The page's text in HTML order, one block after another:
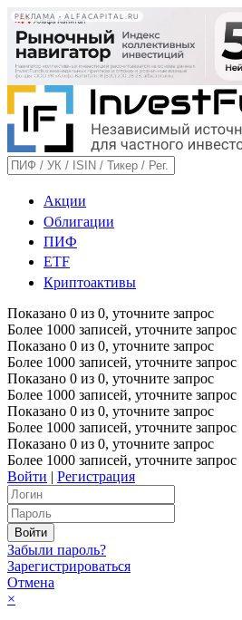
РЕКЛАМА • ALFACAPITAL.RU
Акции
Облигации
ПИФ
ETF
Криптоактивы
Показано 0 из 0, уточните запрос
Более 1000 записей, уточните запрос
Показано 0 из 0, уточните запрос
Более 1000 записей, уточните запрос
Показано 0 из 0, уточните запрос
Более 1000 записей, уточните запрос
Показано 0 из 0, уточните запрос
Более 1000 записей, уточните запрос
Показано 0 из 0, уточните запрос
Более 1000 записей, уточните запрос
Войти | Регистрация
Забыли пароль?
Зарегистрироваться
Отмена
×